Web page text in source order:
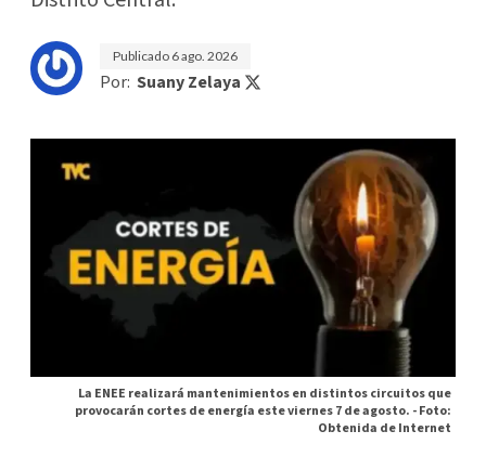
Publicado 6 ago. 2026
Por: Suany Zelaya
La ENEE realizará mantenimientos en distintos circuitos que
provocarán cortes de energía este viernes 7 de agosto. -Foto:
Obtenida de Internet